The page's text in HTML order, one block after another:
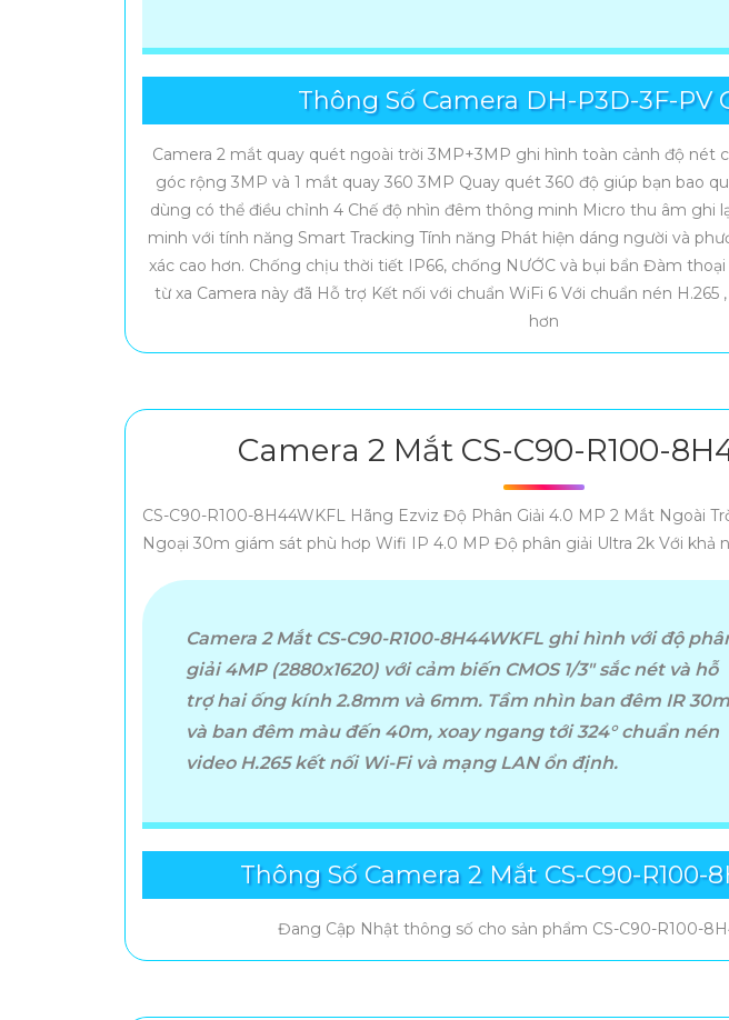
Thông Số Camera DH-P3D-3F-PV
Camera 2 mắt quay quét ngoài trời 3MP+3MP ghi hình toàn cảnh độ nét
góc rộng 3MP và 1 mắt quay 360 3MP Quay quét 360 độ giúp bạn bao
dùng có thể điều chỉnh 4 Chế độ nhìn đêm thông minh Micro thu âm ghi
minh với tính năng Smart Tracking Tính năng Phát hiện dáng người và
xác cao hơn. Chống chịu thời tiết IP66, chống NƯỚC và bụi bẩn Đàm
từ xa Camera này đã Hỗ trợ Kết nối với chuẩn WiFi 6 Với chuẩn nén
hơn
Camera 2 Mắt CS-C90-R100-
CS-C90-R100-8H44WKFL Hãng Ezviz Độ Phân Giải 4.0 MP 2 Mắt Ngoài
Ngoại 30m giám sát phù hơp Wifi IP 4.0 MP Độ phân giải Ultra 2k Với khả
Camera 2 Mắt CS-C90-R100-8H44WKFL ghi hình với độ
giải 4MP (2880x1620) với cảm biến CMOS 1/3" sắc nét và hỗ
trợ hai ống kính 2.8mm và 6mm. Tầm nhìn ban đêm IR 30m
và ban đêm màu đến 40m, xoay ngang tới 324° chuẩn nén
video H.265 kết nối Wi-Fi và mạng LAN ổn định.
Thông Số Camera 2 Mắt CS-C90-R100-
Đang Cập Nhật thông số cho sản phẩm CS-C90-R100-